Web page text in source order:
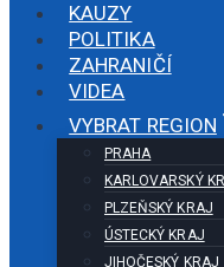
KAUZY
POLITIKA
ZAHRANIČÍ
VIDEA
VYBRAT REGION
PRAHA
KARLOVARSKÝ
PLZEŇSKÝ KRAJ
ÚSTECKÝ KRAJ
JIHOČESKÝ KRAJ